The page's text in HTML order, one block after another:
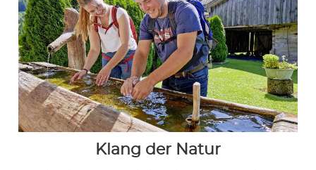
Klang der Natur